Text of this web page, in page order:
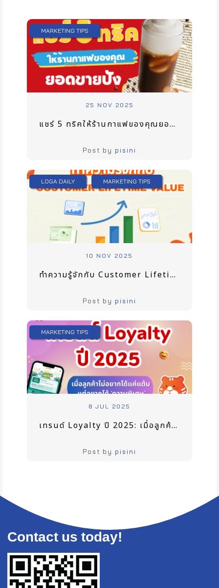
MARKETING TIPS
25 NOV 2025
แชร์ 5 ทริคให้ร้านกาแฟของคุณยอดขายปัง
Post by pisini
LOGA DAILY MARKETING TIPS
10 NOV 2025
ทำความรู้จักกับ Customer Lifetime Value ที่จะช่วยให้เจ้าของธุรกิจเข้าใจภาพระยะยาวของลูกค้า
Post by pisini
MARKETING TIPS
8 JUL 2025
เทรนด์ Loyalty ปี 2025: เมื่อลูกค้าไม่อยากได้แค่แต้ม แต่อยากได้ ‘ความพิเศษ’
Post by pisini